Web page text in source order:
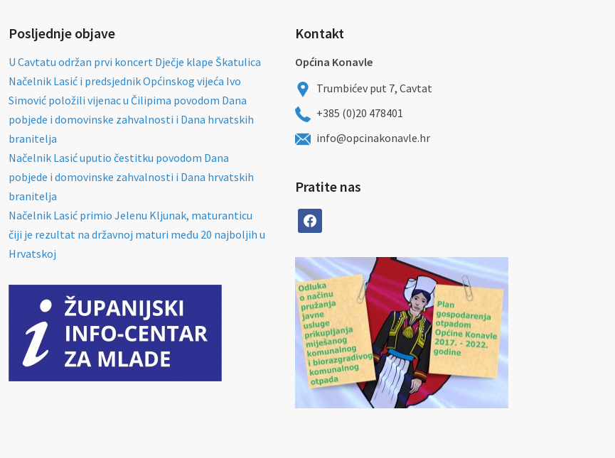
Posljednje objave
U Cavtatu održan prvi koncert Dječje klape Škatulica
Načelnik Lasić i predsjednik Općinskog vijeća Ivo
Simović položili vijenac u Čilipima povodom Dana
pobjede i domovinske zahvalnosti i Dana hrvatskih
branitelja
Načelnik Lasić uputio čestitku povodom Dana
pobjede i domovinske zahvalnosti i Dana hrvatskih
branitelja
Načelnik Lasić primio Jelenu Kljunak, maturanticu
čiji je rezultat na državnoj maturi među 20 najboljih u
Hrvatskoj
Kontakt
Općina Konavle
Trumbićev put 7, Cavtat
+385 (0)20 478401
info@opcinakonavle.hr
Pratite nas
facebook